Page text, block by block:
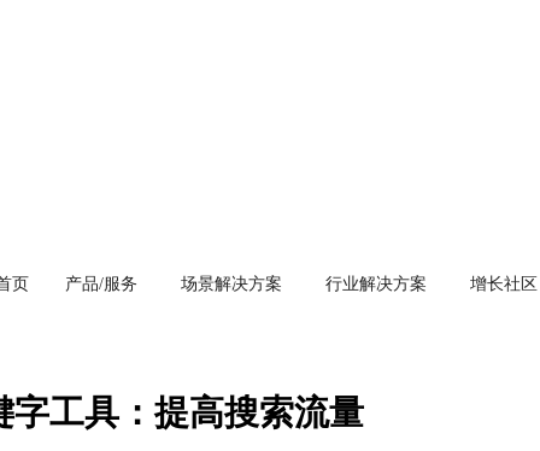
页 产品/服务 场景解决方案 行业解决方案 增长社区
字工具：提高搜索流量